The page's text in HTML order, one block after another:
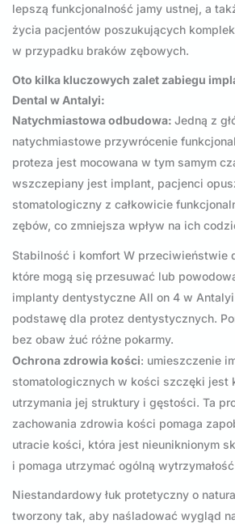
lepszą funkcjonalność jamy ustnej, a
życia pacjentów poszukujących
w przypadku braków zębowych.
Oto kilka kluczowych zalet zabiegu
Dental w Antalyi:
Natychmiastowa odbudowa: Jedną z
natychmiastowe przywrócenie
proteza jest mocowana w tym samym
wszczepiany jest implant, pacjenci
stomatologiczny z całkowicie
zębów, co zmniejsza wpływ na ich
Stabilność i komfort W przeciwieństwie
które mogą się przesuwać lub
implanty dentystyczne All on 4 w
podstawę dla protez dentystycznych.
bez obaw żuć różne pokarmy.
Ochrona zdrowia kości: umieszczenie
stomatologicznych w kości szczęki jest
utrzymania jej struktury i gęstości. Ta
zachowania zdrowia kości pomaga
utracie kości, która jest nieuniknionym
i pomaga utrzymać ogólną
Niestandardowy łuk protetyczny o
tworzony tak, aby naśladować wygląd